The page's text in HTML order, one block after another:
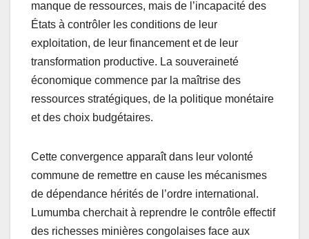
manque de ressources, mais de l’incapacité des
États à contrôler les conditions de leur
exploitation, de leur financement et de leur
transformation productive. La souveraineté
économique commence par la maîtrise des
ressources stratégiques, de la politique monétaire
et des choix budgétaires.
Cette convergence apparaît dans leur volonté
commune de remettre en cause les mécanismes
de dépendance hérités de l’ordre international.
Lumumba cherchait à reprendre le contrôle effectif
des richesses minières congolaises face aux